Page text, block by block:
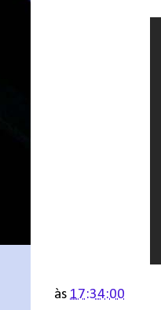
às 17:34:00